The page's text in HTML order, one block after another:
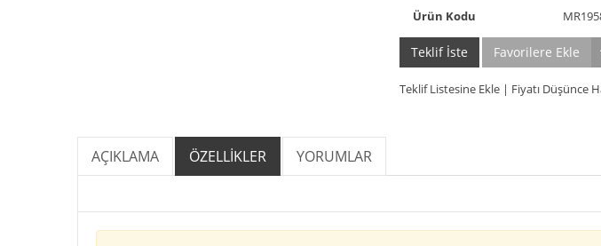
Ürün Kodu
Teklif İste Favorilere Ekle
Teklif Listesine Ekle| Fiyatı Düşünce
AÇIKLAMA ÖZELLİKLER YORUMLAR